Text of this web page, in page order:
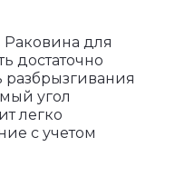
Раковина для
достаточно
разбрызгивания
угол
легко
с учетом